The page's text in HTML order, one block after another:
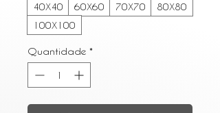
40X40 60X60 70X70
80X80
100X100
Quantidade *